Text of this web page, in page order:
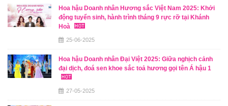
Hoa hậu Doanh nhân Hương sắc Việt Nam 2025: Khởi
động tuyển sinh, hành trình tháng 9 rực rỡ tại Khánh
Hoà
25-06-2025
Hoa hậu Doanh nhân Đại Việt 2025: Giữa nghịch cảnh
đại dịch, đoá sen khoe sắc toả hương gọi tên Á hậu 1
27-05-2025